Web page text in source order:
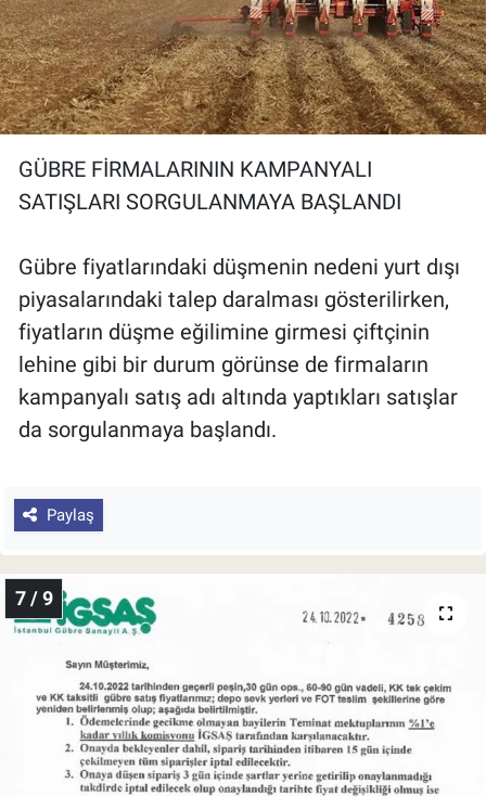
GÜBRE FİRMALARININ KAMPANYALI
SATIŞLARI SORGULANMAYA BAŞLANDI
Gübre fiyatlarındaki düşmenin nedeni yurt dışı
piyasalarındaki talep daralması gösterilirken,
fiyatların düşme eğilimine girmesi çiftçinin
lehine gibi bir durum görünse de firmaların
kampanyalı satış adı altında yaptıkları satışlar
da sorgulanmaya başlandı.
Paylaş
7 / 9